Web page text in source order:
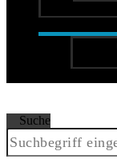
Suche